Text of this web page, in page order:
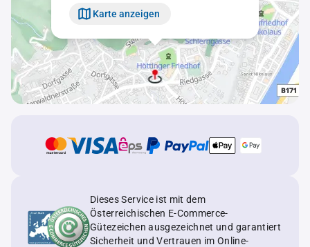
Karte anzeigen
Dieses Service ist mit dem
Österreichischen E-Commerce-
Gütezeichen ausgezeichnet und garantiert
Sicherheit und Vertrauen im Online-